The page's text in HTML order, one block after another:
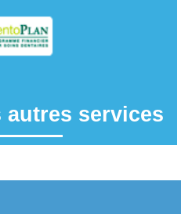
autres services